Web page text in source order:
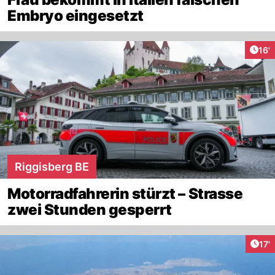
Embryo eingesetzt
16'
Riggisberg BE
Motorradfahrerin stürzt – Strasse
zwei Stunden gesperrt
17'